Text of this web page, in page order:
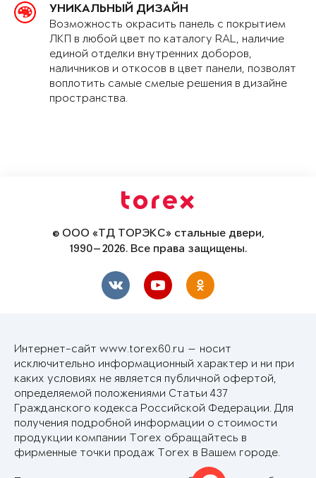
УНИКАЛЬНЫЙ ДИЗАЙН
Возможность окрасить панель с покрытием
ЛКП в любой цвет по каталогу RAL, наличие
единой отделки внутренних доборов,
наличников и откосов в цвет панели, позволят
воплотить самые смелые решения в дизайне
пространства.
© ООО «ТД ТОРЭКС» стальные двери,
1990—2026. Все права защищены.
Интернет-сайт www.torex60.ru — носит
исключительно информационный характер и ни при
каких условиях не является публичной офертой,
определяемой положениями Статьи 437
Гражданского кодекса Российской Федерации. Для
получения подробной информации о стоимости
продукции компании Torex обращайтесь в
фирменные точки продаж Torex в Вашем городе.